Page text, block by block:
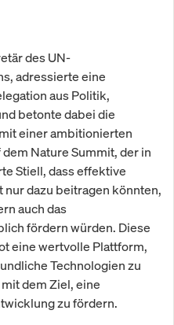
des UN-
adressierte eine
aus Politik,
betonte dabei die
einer ambitionierten
Nature Summit, der in
Stiell, dass effektive
dazu beitragen könnten,
auch das
fördern würden. Diese
eine wertvolle Plattform,
Technologien zu
dem Ziel, eine
zu fördern.